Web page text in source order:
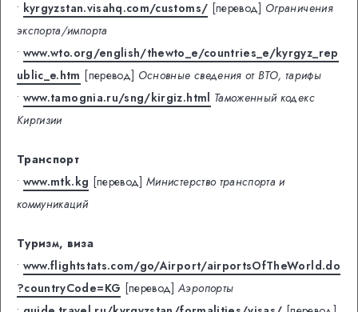
• kyrgyzstan.visahq.com/customs/ [перевод] Ограничения
экспорта/импорта
• www.wto.org/english/thewto_e/countries_e/kyrgyz_rep
ublic_e.htm [перевод] Основные сведения от ВТО, тарифы
• www.tamognia.ru/sng/kirgiz.html Таможенный кодекс
Киргизии
Транспорт
• www.mtk.kg [перевод] Министерство транспорта и
коммуникаций
Туризм, виза
• www.flightstats.com/go/Airport/airportsOfTheWorld.do
?countryCode=KG [перевод] Аэропорты